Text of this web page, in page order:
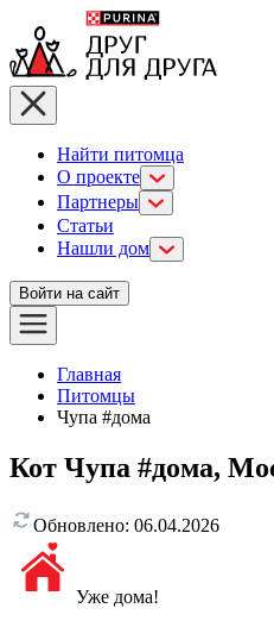
Найти питомца
О проекте
Партнеры
Статьи
Нашли дом
Войти на сайт
Главная
Питомцы
Чупа #дома
Кот Чупа #дома,
Обновлено: 06.04.2026
Уже дома!